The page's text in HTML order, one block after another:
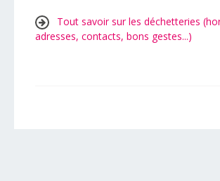
Tout savoir sur les déchetteries
adresses, contacts, bons gestes...)